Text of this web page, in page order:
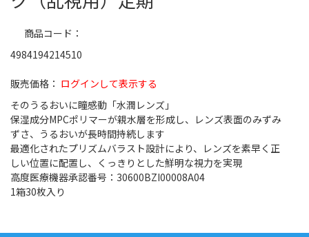
ログインして表示する
商品コード
4984194214510
そのうるおいに瞳感動「水潤レンズ」
保湿成分MPCポリマーが親水層を形成し、レンズ表面のみずみ
ずさ、うるおいが長時間持続します
最適化されたプリズムバラスト設計により、レンズを素早く正
しい位置に配置し、くっきりとした鮮明な視力を実現
高度医療機器承認番号：30600BZI00008A04
1箱30枚入り